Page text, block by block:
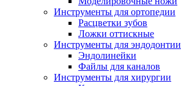
Инструменты для ортопедии
Расцветки зубов
Ложки оттискные
Инструменты для эндодонтии
Эндолинейки
Файлы для каналов
Инструменты для хирургии